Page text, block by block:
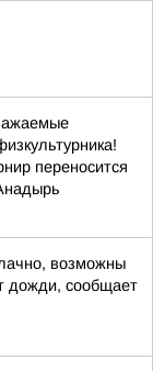
переносится
возможны
дожди, сообщает